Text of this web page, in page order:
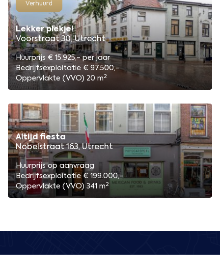
Verhuurd
Lekker plekje!
Voorstraat 30, Utrecht
Huurprijs € 15.925,- per jaar
Bedrijfsexploitatie € 97.500,-
Oppervlakte (VVO) 20 m 2
Altijd fiesta
Nobelstraat 163, Utrecht
Huurprijs op aanvraag
Bedrijfsexploitatie € 199.000,-
Oppervlakte (VVO) 341 m 2